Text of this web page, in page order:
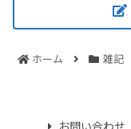
ホーム 雑記
お問い合わせ